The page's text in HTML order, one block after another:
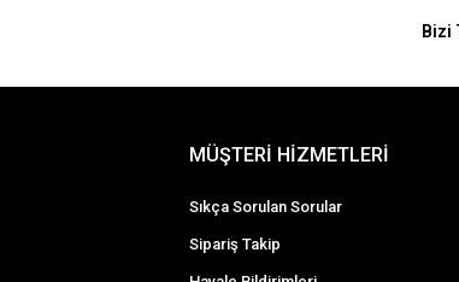
Bizi
MÜŞTERİ HİZMETLERİ
Sıkça Sorulan Sorular
Sipariş Takip